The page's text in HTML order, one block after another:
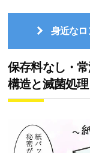
身近なロ
保存料なし・
構造と滅菌処理